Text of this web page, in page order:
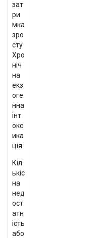
зат
ри
мка
зро
сту
Хро
ніч
на
екз
оге
нна
інт
окс
ика
ція
Кіл
ькіс
на
нед
ост
атн
ість
або